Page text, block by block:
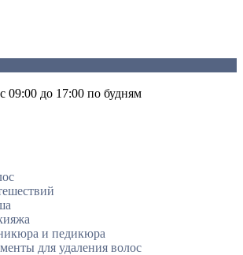
09:00 до 17:00 по будням
и педикюра
для удаления волос